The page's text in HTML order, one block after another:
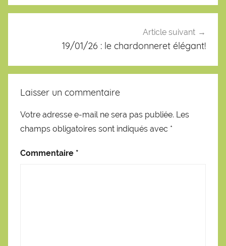
Article suivant
19/01/26 : le chardonneret élégant!
Laisser un commentaire
Votre adresse e-mail ne sera pas publiée. Les
champs obligatoires sont indiqués avec *
Commentaire *